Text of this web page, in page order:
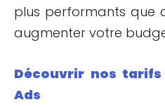
plus performants que
augmenter votre
Découvrir nos
Ads